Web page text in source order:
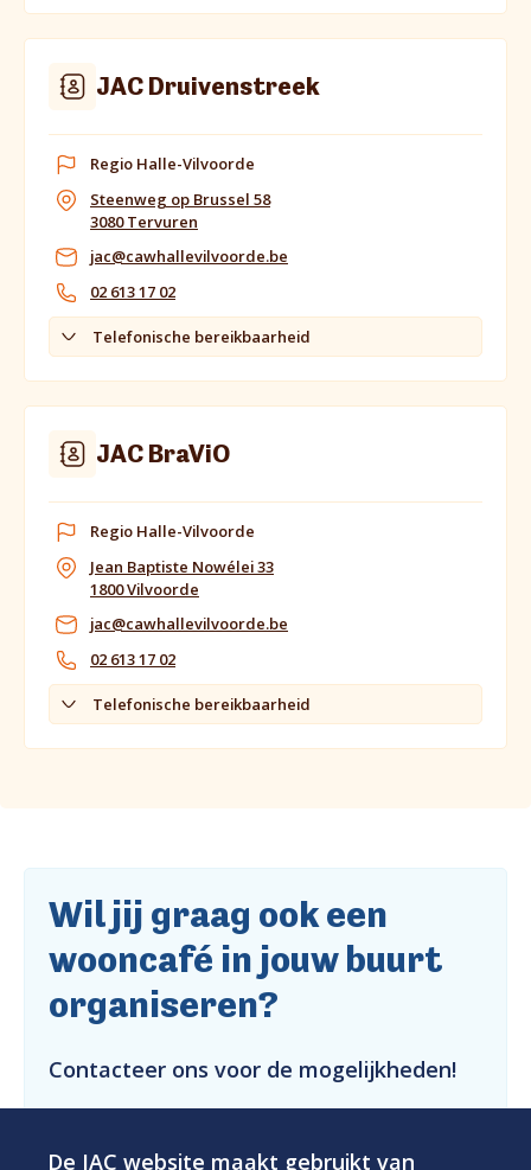
De JAC website maakt gebruikt van
JAC Druivenstreek
Regio Halle-Vilvoorde
Steenweg op Brussel 58
3080 Tervuren
jac@cawhallevilvoorde.be
02 613 17 02
Telefonische bereikbaarheid
JAC BraViO
Regio Halle-Vilvoorde
Jean Baptiste Nowélei 33
1800 Vilvoorde
jac@cawhallevilvoorde.be
02 613 17 02
Telefonische bereikbaarheid
Wil jij graag ook een
wooncafé in jouw buurt
organiseren?
Contacteer ons voor de mogelijkheden!